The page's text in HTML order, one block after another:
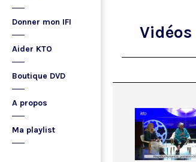
Donner mon IFI
Aider KTO
Boutique DVD
A propos
Ma playlist
Vidéos